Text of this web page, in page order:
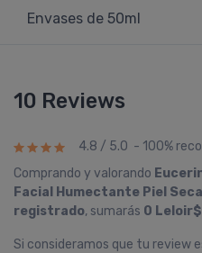
Envases de 50ml
10 Reviews
4.8 / 5.0 - 100%
Comprando y valorando
Facial Humectante Piel Seca
registrado, sumarás 0 Leloir$
Si consideramos que tu review